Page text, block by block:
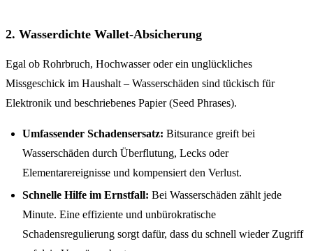
2. Wasserdichte Wallet-Absicherung
Egal ob Rohrbruch, Hochwasser oder ein unglückliches
Missgeschick im Haushalt – Wasserschäden sind tückisch für
Elektronik und beschriebenes Papier (Seed Phrases).
Umfassender Schadensersatz: Bitsurance greift bei
Wasserschäden durch Überflutung, Lecks oder
Elementarereignisse und kompensiert den Verlust.
Schnelle Hilfe im Ernstfall: Bei Wasserschäden zählt jede
Minute. Eine effiziente und unbürokratische
Schadensregulierung sorgt dafür, dass du schnell wieder Zugriff